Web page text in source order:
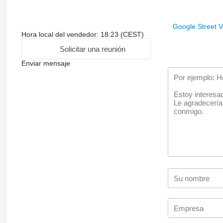
Google Street
Hora local del vendedor: 18:23 (CEST)
Solicitar una reunión
Enviar mensaje